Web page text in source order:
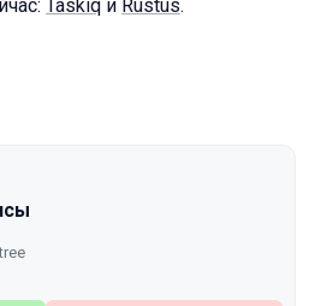
Taskiq и Rustus.
2025